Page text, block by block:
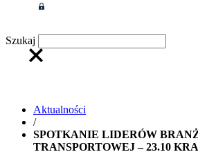
Szukaj
Aktualności
/
SPOTKANIE LIDERÓW
TRANSPORTOWEJ – 23.10